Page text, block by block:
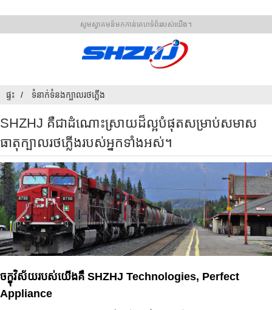
សូមស្វាគមន៍មកកាន់គេហទំព័ររបស់យើង។
ផ្ទះ ទំនាក់ទំនងក្បាលរថភ្លើង
SHZHJ គឺជាដំណោះស្រាយដ៏ល្អបំផុតសម្រាប់សមាស
ធាតុក្បាលរថភ្លើងរបស់អ្នកទាំងអស់។
ចក្ខុវិស័យរបស់យើងគឺ SHZHJ Technologies, Perfect
Appliance